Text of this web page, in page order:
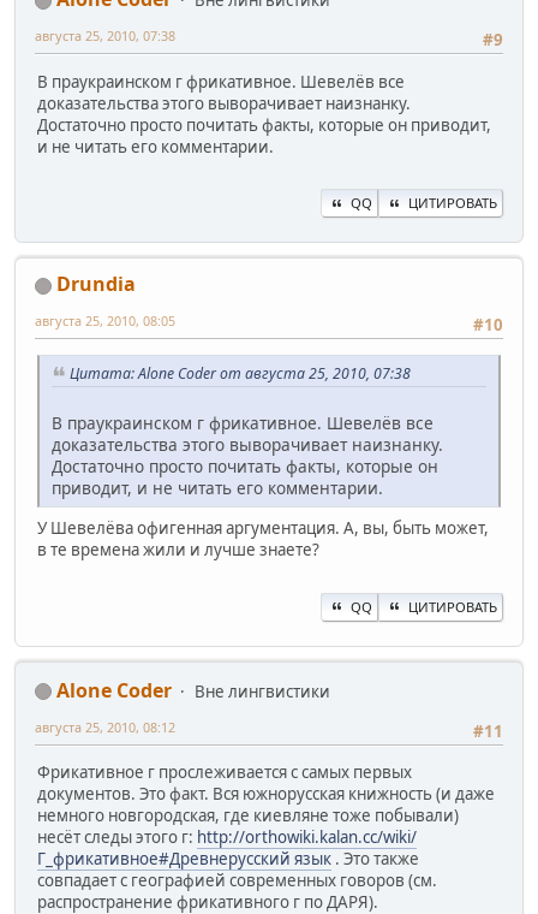
#9
августа 25, 2010, 07:38
В праукраинском г фрикативное. Шевелёв все
доказательства этого выворачивает наизнанку.
Достаточно просто почитать факты, которые он приводит,
и не читать его комментарии.
QQ ЦИТИРОВАТЬ
Drundia
#10
августа 25, 2010, 08:05
Цитата: Alone Coder от августа 25, 2010, 07:38
В праукраинском г фрикативное. Шевелёв все
доказательства этого выворачивает наизнанку.
Достаточно просто почитать факты, которые он
приводит, и не читать его комментарии.
У Шевелёва офигенная аргументация. А, вы, быть может,
в те времена жили и лучше знаете?
QQ ЦИТИРОВАТЬ
Alone Coder
Вне лингвистики
#11
августа 25, 2010, 08:12
Фрикативное г прослеживается с самых первых
документов. Это факт. Вся южнорусская книжность (и даже
немного новгородская, где киевляне тоже побывали)
несёт следы этого г: http://orthowiki.kalan.cc/wiki/
Г_фрикативное#Древнерусский язык . Это также
совпадает с географией современных говоров (см.
распространение фрикативного г по ДАРЯ).